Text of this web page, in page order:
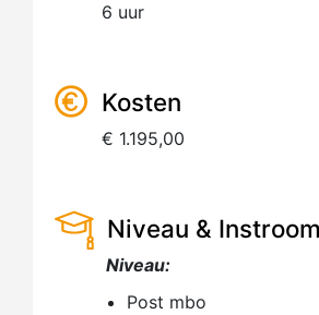
6 uur
Kosten
€ 1.195,00
Niveau &
Niveau:
Post mbo